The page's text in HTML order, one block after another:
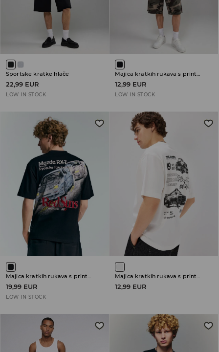
Sportske kratke hlače
22,99 EUR
LOW IN STOCK
Majica kratkih rukava s printom
12,99 EUR
LOW IN STOCK
Majica kratkih rukava s printom Initial D
19,99 EUR
LOW IN STOCK
Majica kratkih rukava s printom
12,99 EUR